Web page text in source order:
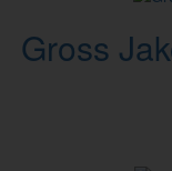
Gross